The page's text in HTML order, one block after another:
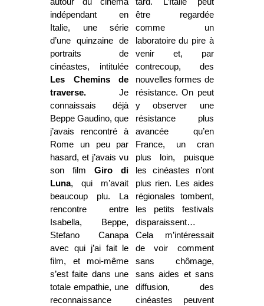
indépendant en
Italie, une série
d’une quinzaine de
portraits de
cinéastes, intitulée
Les Chemins de
traverse. Je
connaissais déjà
Beppe Gaudino, que
j’avais rencontré à
Rome un peu par
hasard, et j’avais vu
son filmGiro di
Luna, qui m’avait
beaucoup plu. La
rencontre entre
Isabella, Beppe,
Stefano Canapa
avec qui j’ai fait le
film, et moi-même
s’est faite dans une
totale empathie, une
reconnaissance
être regardée
comme un
laboratoire du pire à
venir et, par
contrecoup, des
nouvelles formes de
résistance. On peut
y observer une
résistance plus
avancée qu’en
France, un cran
plus loin, puisque
les cinéastes n’ont
plus rien. Les aides
régionales tombent,
les petits festivals
disparaissent…
Cela m’intéressait
de voir comment
sans chômage,
sans aides et sans
diffusion, des
cinéastes peuvent